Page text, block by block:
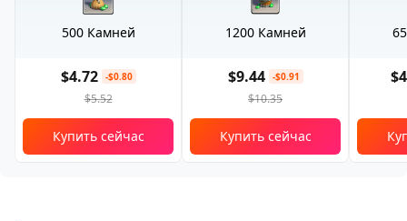
500 Камней
$4.72 -$0.80
$5.52
Купить сейчас
1200 Камней
$9.44 -$0.91
$10.35
Купить сейчас